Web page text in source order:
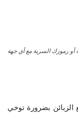
أو رموزك السرية مع أي جهة
الزبائن بضرورة توخي